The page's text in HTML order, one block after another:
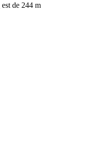
est de 244 m